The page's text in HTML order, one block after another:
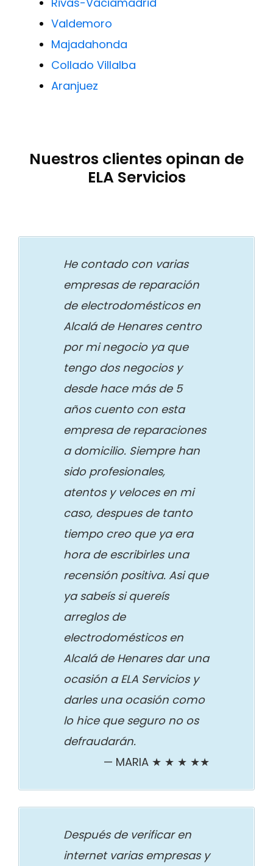
Valdemoro
Majadahonda
Collado Villalba
Aranjuez
Nuestros clientes opinan de
ELA Servicios
He contado con varias
empresas de reparación
de electrodomésticos en
Alcalá de Henares centro
por mi negocio ya que
tengo dos negocios y
desde hace más de 5
años cuento con esta
empresa de reparaciones
a domicilio. Siempre han
sido profesionales,
atentos y veloces en mi
caso, despues de tanto
tiempo creo que ya era
hora de escribirles una
recensión positiva. Asi que
ya sabeís si quereís
arreglos de
electrodomésticos en
Alcalá de Henares dar una
ocasión a ELA Servicios y
darles una ocasión como
lo hice que seguro no os
defraudarán.
MARIA ★ ★ ★ ★★
Después de verificar en
internet varias empresas y